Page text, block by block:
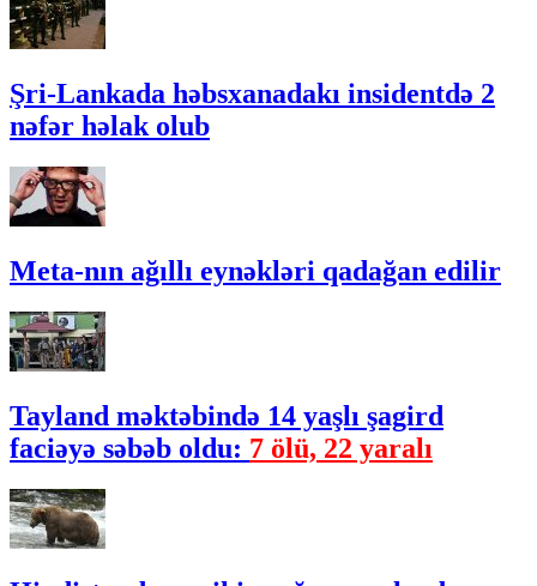
Şri-Lankada həbsxanadakı insidentdə 2
nəfər həlak olub
Meta-nın ağıllı eynəkləri qadağan edilir
Tayland məktəbində 14 yaşlı şagird
faciəyə səbəb oldu: 7 ölü, 22 yaralı